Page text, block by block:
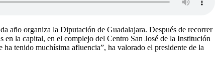
año organiza la Diputación de Guadalajara. Después de recorrer
la capital, en el complejo del Centro San José de la Institución
tenido muchísima afluencia”, ha valorado el presidente de la